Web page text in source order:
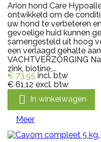
Arion hond Care
ontwikkeld om de
uw hond te verbeteren
gevoelige huid kunnen
samengesteld uit hoog
een verlaagd gehalte
VACHTVERZORGING
zink, biotine,...
€ 73,95 incl. btw
€ 61,12 excl. btw
 In winkelwagen
Meer